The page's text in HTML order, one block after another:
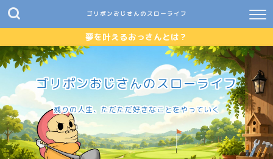
ゴリポンおじさんのスローライフ
夢を叶えるおっさんとは？
ゴリポンおじさんのスローライフ
残りの人生、ただただ好きなことをやっていく